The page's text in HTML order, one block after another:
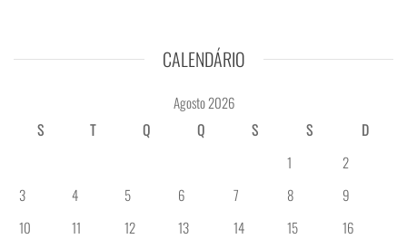
CALENDÁRIO
Agosto 2026
S
T Q Q S S
D
1
2
3
4 5 6 7 8
9
10
11 12 13 14 15
16